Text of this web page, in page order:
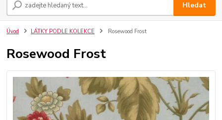
Hledat
Úvod LÁTKY PODLE KOLEKCE Rosewood Frost
Rosewood Frost